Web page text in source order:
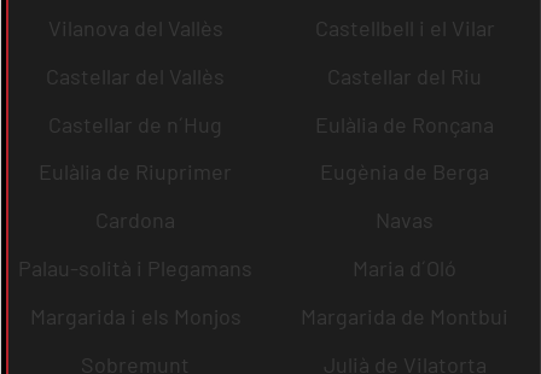
Vilanova del Vallès
Castellbell i el Vilar
Castellar del Vallès
Castellar del Riu
Castellar de n´Hug
Eulàlia de Ronçana
Eulàlia de Riuprimer
Eugènia de Berga
Cardona
Navas
Palau-solità i Plegamans
Maria d´Oló
Margarida i els Monjos
Margarida de Montbui
Sobremunt
Julià de Vilatorta